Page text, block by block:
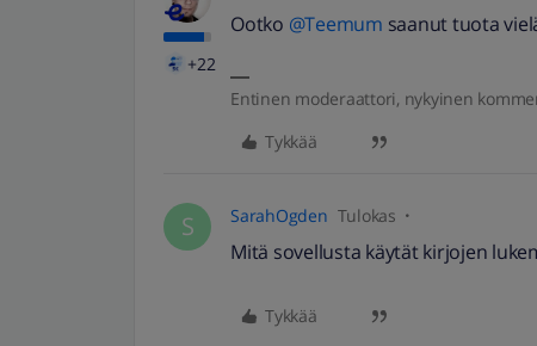
+22
Ootko @Teemum saanut tuota
Entinen moderaattori, nykyinen
Tykkää
S SarahOgden Tulokas
Mitä sovellusta käytät kirjojen
Tykkää